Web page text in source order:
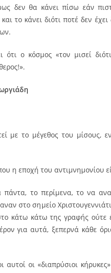
δεν θα κάνει πίσω εάν
το κάνει διότι ποτέ δεν
ο κόσμος «τον μισεί
με το μέγεθος του μίσους,
η εποχή του αντιμνημονίου
το περίμενα, το να
στο σημείο
κάτω κάτω της γραφής
για αυτά, ξεπερνά κάθε
αυτοί οι «διαπρύσιοι